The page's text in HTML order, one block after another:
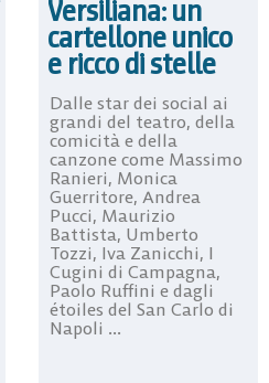
Versiliana: un
cartellone unico
e ricco di stelle
Dalle star dei social ai
grandi del teatro, della
comicità e della
canzone come Massimo
Ranieri, Monica
Guerritore, Andrea
Pucci, Maurizio
Battista, Umberto
Tozzi, Iva Zanicchi, I
Cugini di Campagna,
Paolo Ruffini e dagli
étoiles del San Carlo di
Napoli ...